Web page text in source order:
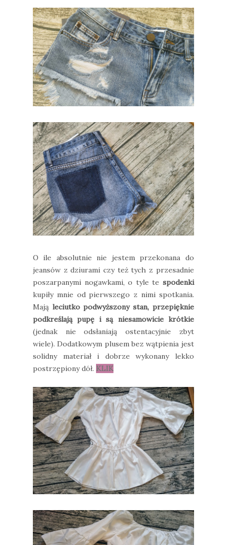
O ile absolutnie nie jestem przekonana do
jeansów z dziurami czy też tych z przesadnie
poszarpanymi nogawkami, o tyle te spodenki
kupiły mnie od pierwszego z nimi spotkania.
Mają leciutko podwyższony stan, przepięknie
podkreślają pupę i są niesamowicie krótkie
(jednak nie odsłaniają ostentacyjnie zbyt
wiele). Dodatkowym plusem bez wątpienia jest
solidny materiał i dobrze wykonany lekko
postrzępiony dół. KLIK